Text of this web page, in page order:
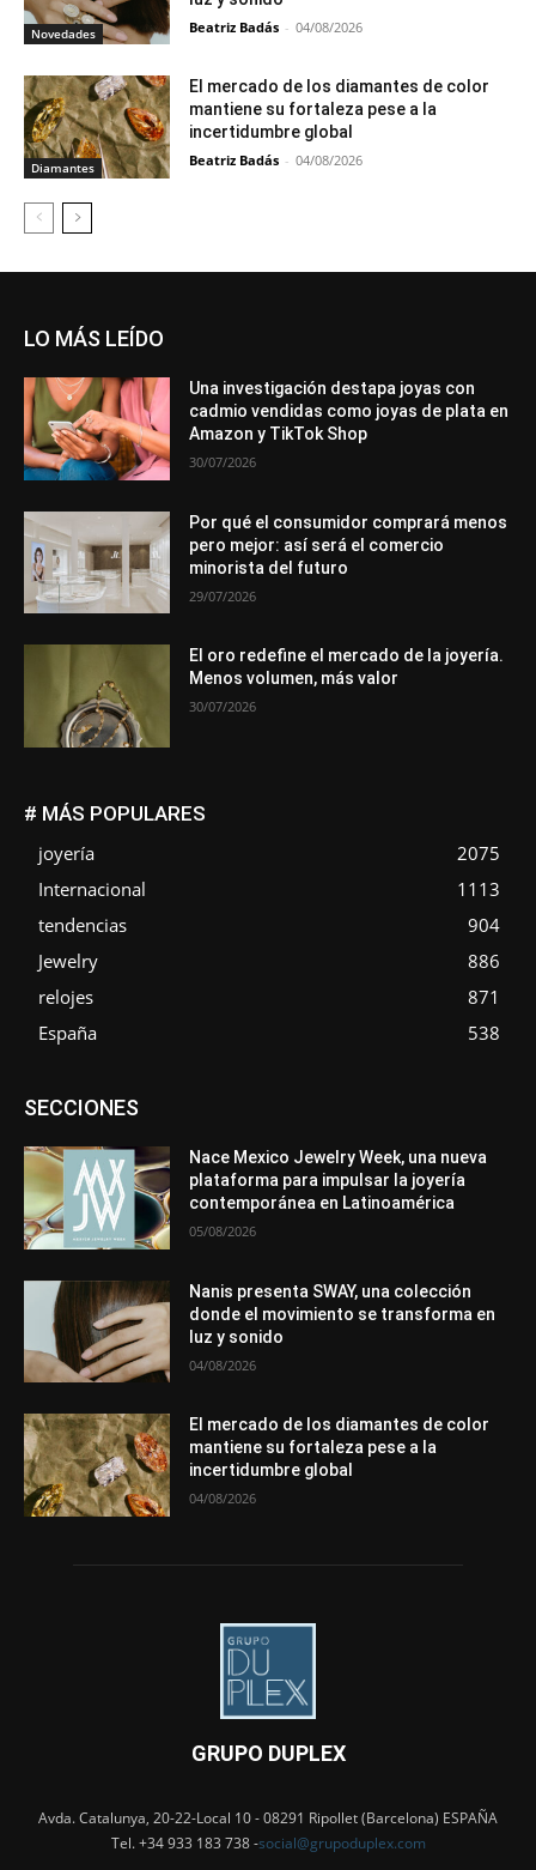
Novedades Beatriz Badás - 04/08/2026
Diamantes
El mercado de los diamantes de color
mantiene su fortaleza pese a la
incertidumbre global
Beatriz Badás - 04/08/2026
LO MÁS LEÍDO
Una investigación destapa joyas con
cadmio vendidas como joyas de plata en
Amazon y TikTok Shop
30/07/2026
Por qué el consumidor comprará menos
pero mejor: así será el comercio
minorista del futuro
29/07/2026
El oro redefine el mercado de la joyería.
Menos volumen, más valor
30/07/2026
# MÁS POPULARES
joyería
2075
Internacional
1113
tendencias
904
Jewelry
886
relojes
871
España
538
SECCIONESAsociaciones
Entrevistas
Mundo Técnico
Novedades Opiniones
Perspectiva
Premios
Secciones Sin categoría
Sucesos
Más
Nace Mexico Jewelry Week, una nueva
plataforma para impulsar la joyería
contemporánea en Latinoamérica
05/08/2026
Nanis presenta SWAY, una colección
donde el movimiento se transforma en
luz y sonido
04/08/2026
El mercado de los diamantes de color
mantiene su fortaleza pese a la
incertidumbre global
04/08/2026
GRUPO DUPLEX
Avda. Catalunya, 20-22-Local 10 - 08291 Ripollet (Barcelona) ESPAÑA
Tel. +34 933 183 738 -social@grupoduplex.com